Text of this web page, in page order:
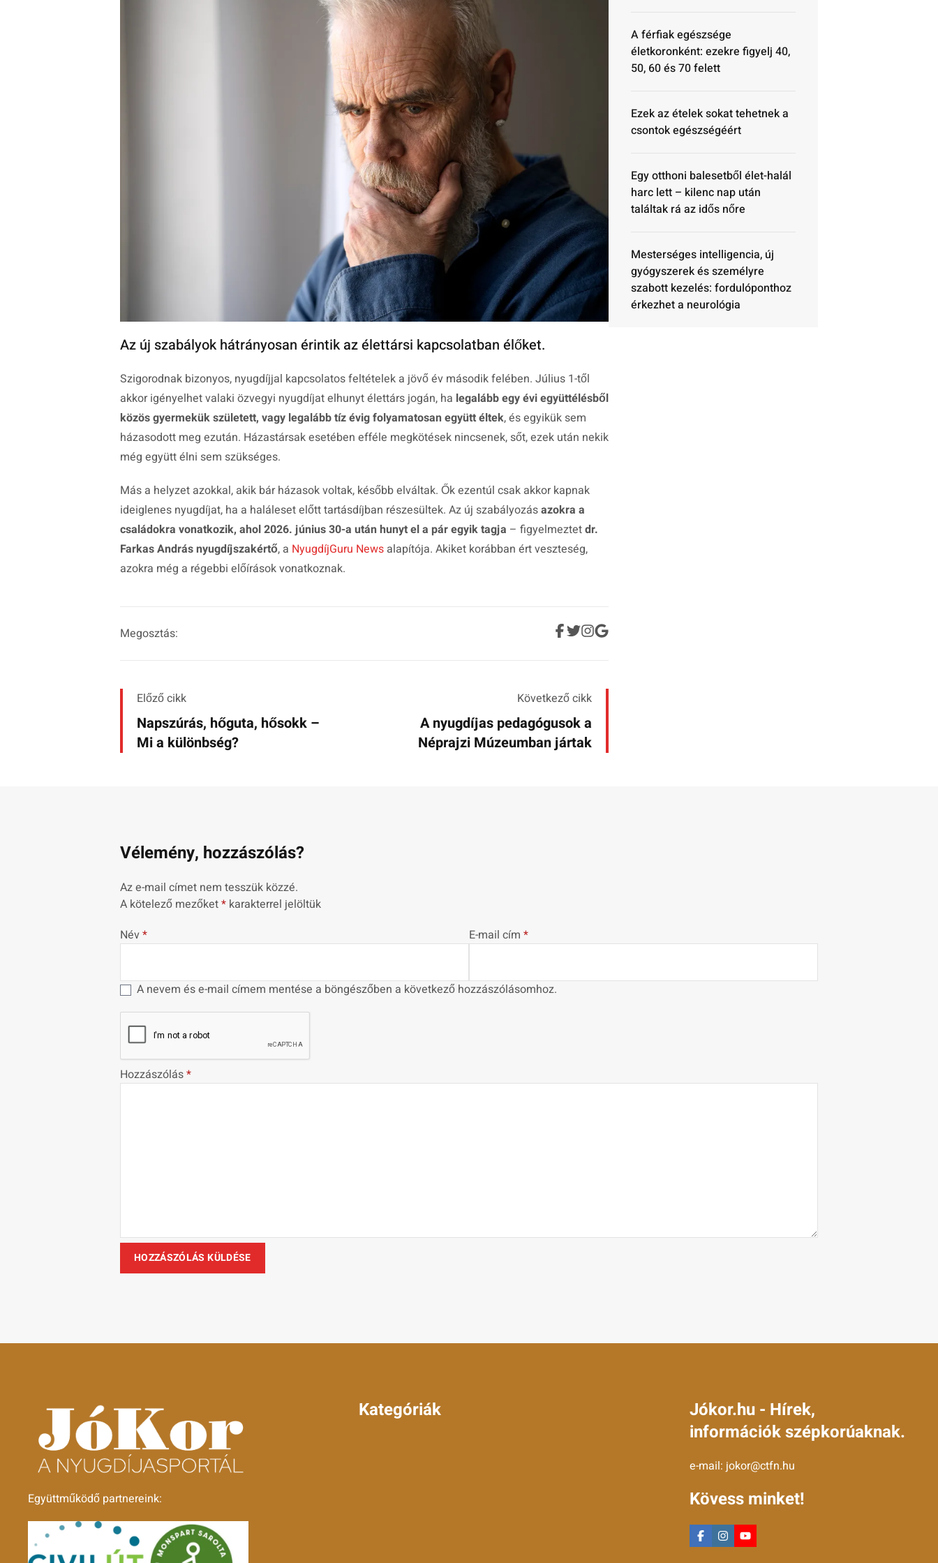
Az új szabályok hátrányosan érintik az élettársi kapcsolatban élőket.
Szigorodnak bizonyos, nyugdíjjal kapcsolatos feltételek a jövő év második felében. Július 1-től
akkor igényelhet valaki özvegyi nyugdíjat elhunyt élettárs jogán, ha legalább egy évi együttélésből
közös gyermekük született, vagy legalább tíz évig folyamatosan együtt éltek, és egyikük sem
házasodott meg ezután. Házastársak esetében efféle megkötések nincsenek, sőt, ezek után nekik
még együtt élni sem szükséges.
Más a helyzet azokkal, akik bár házasok voltak, később elváltak. Ők ezentúl csak akkor kapnak
ideiglenes nyugdíjat, ha a haláleset előtt tartásdíjban részesültek. Az új szabályozásazokra a
családokra vonatkozik, ahol 2026. június 30-a után hunyt el a pár egyik tagja – figyelmeztetdr.
Farkas András nyugdíjszakértő, a NyugdíjGuru News alapítója. Akiket korábban ért veszteség,
azokra még a régebbi előírások vonatkoznak.
Megosztás:
Előző cikk
Napszúrás, hőguta, hősokk –
Mi a különbség?
Következő cikk
A nyugdíjas pedagógusok a
Néprajzi Múzeumban jártak
A férfiak egészsége
életkoronként: ezekre figyelj 40,
50, 60 és 70 felett
Ezek az ételek sokat tehetnek a
csontok egészségéért
Egy otthoni balesetből élet-halál
harc lett – kilenc nap után
találtak rá az idős nőre
Mesterséges intelligencia, új
gyógyszerek és személyre
szabott kezelés: fordulóponthoz
érkezhet a neurológia
Vélemény, hozzászólás?
Az e-mail címet nem tesszük közzé.
A kötelező mezőket* karakterrel jelöltük
Név* E-mail cím *
A nevem és e-mail címem mentése a böngészőben a következő hozzászólásomhoz.
Hozzászólás*
Együttműködő partnereink:
Kategóriák
Jókor.hu - Hírek,
információk szépkorúaknak.
e-mail: jokor@ctfn.hu
Kövess minket!